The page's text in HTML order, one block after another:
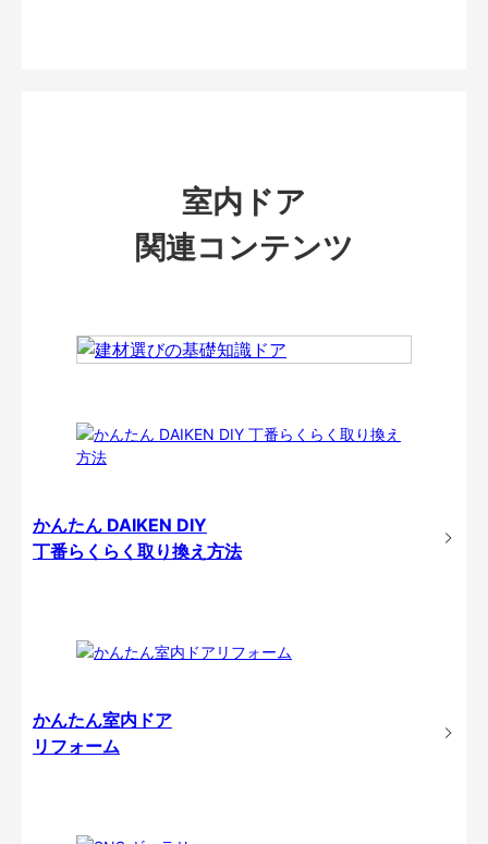
室内ドア
関連コンテンツ
かんたん DAIKEN DIY
丁番らくらく取り換え方法
かんたん室内ドア
リフォーム